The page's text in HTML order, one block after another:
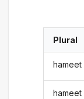
Plural
hameet
hameet